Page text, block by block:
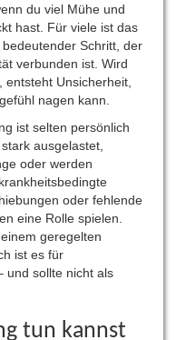
du viel Mühe und
hast. Für viele ist das
Schritt, der
verbunden ist. Wird
Unsicherheit,
nagen kann.
ist selten persönlich
ausgelastet,
oder werden
oder fehlende
eine Rolle spielen.
geregelten
ist es für
und sollte nicht als
tun kannst